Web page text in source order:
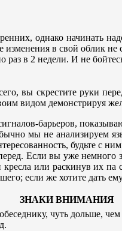
однако начинать
изменения в свой
в 2 недели. И не
вы скрестите руки
видом демонстрируя
барьеров,
мы не анализируем
будьте с
Если вы уже
или раскинув их
если же хотите дать
ЗНАКИ ВНИМАНИЯ
чуть дольше,